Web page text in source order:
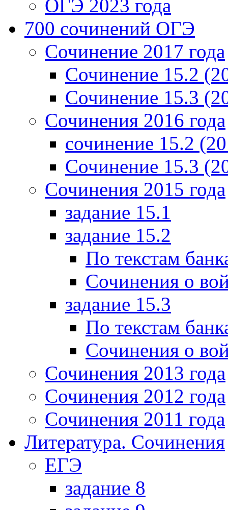
ОГЭ 2023 года
700 cочинений ОГЭ
Сочинение 2017 года
Сочинение 15.2
Сочинение 15.3
Сочинения 2016 года
сочинение 15.2
Сочинение 15.3
Сочинения 2015 года
задание 15.1
задание 15.2
По текстам
Сочинения о
задание 15.3
По текстам
Сочинения о
Сочинения 2013 года
Сочинения 2012 года
Сочинения 2011 года
Литература. Сочинения
ЕГЭ
задание 8